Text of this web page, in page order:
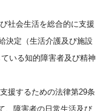
社会生活を総合的に支援
決定（生活介護及び施設
いる知的障害者及び精神
援するための法律第29条
、障害者の日常生活及び